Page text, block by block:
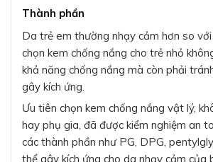
Thành phần
Da trẻ em thường nhạy cảm hơn so
chọn kem chống nắng cho trẻ nhỏ
khả năng chống nắng mà còn phải
gây kích ứng.
Ưu tiên chọn kem chống nắng vật lý,
hay phụ gia, đã được kiểm nghiệm an
các thành phần như PG, DPG,
thể gây kích ứng cho da nhạy cảm của